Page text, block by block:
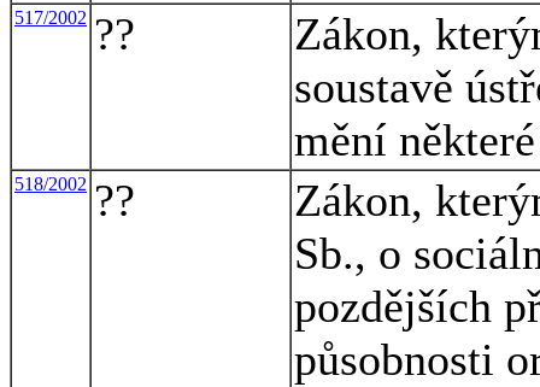
517/2002 ??
Zákon,
soustavě
mění
518/2002 ??
Zákon,
Sb., o
pozdějších
působnosti